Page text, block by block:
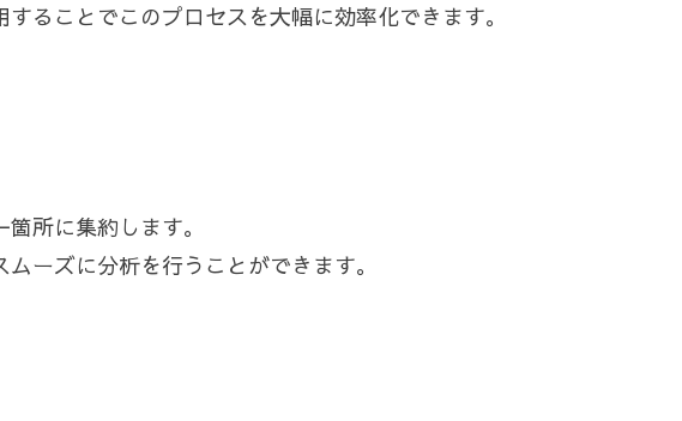
ることでこのプロセスを大幅に効率化できます。
所に集約します。
ーズに分析を行うことができます。